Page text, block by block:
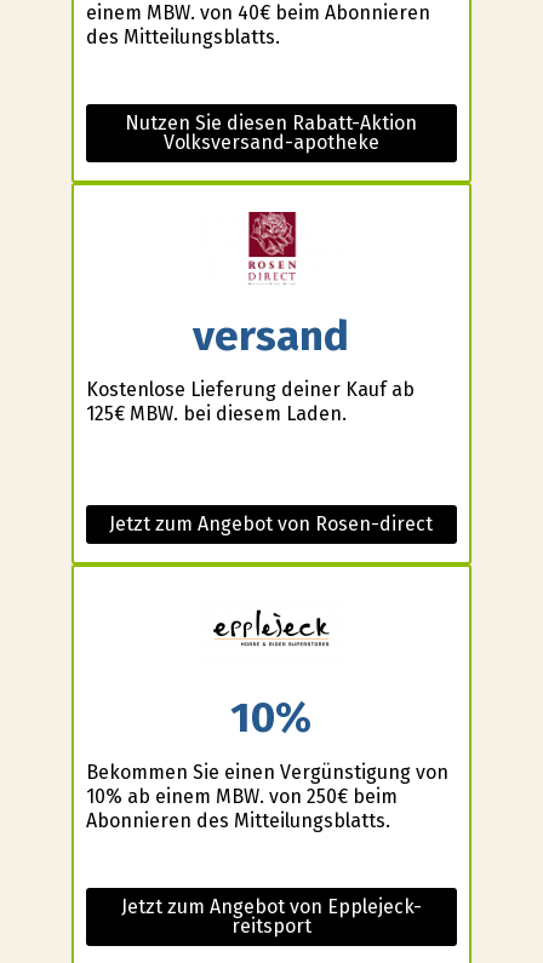
einem MBW. von 40€ beim Abonnieren
des Mitteilungsblatts.
Nutzen Sie diesen Rabatt-Aktion
Volksversand-apotheke
versand
Kostenlose Lieferung deiner Kauf ab
125€ MBW. bei diesem Laden.
Jetzt zum Angebot von Rosen-direct
10%
Bekommen Sie einen Vergünstigung von
10% ab einem MBW. von 250€ beim
Abonnieren des Mitteilungsblatts.
Jetzt zum Angebot von Epplejeck-
reitsport